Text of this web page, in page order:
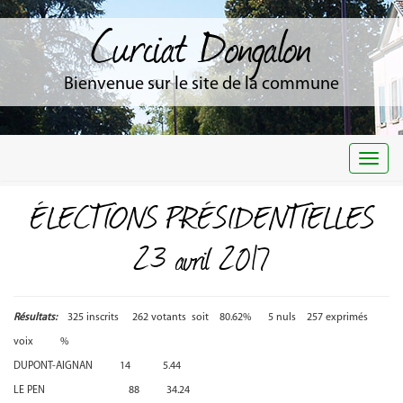
Curciat Dongalon
Bienvenue sur le site de la commune
ÉLECTIONS PRÉSIDENTIELLES
23 avril 2017
Résultats: 325 inscrits 262 votants soit 80.62% 5 nuls 257 exprimés
voix %
DUPONT-AIGNAN 14 5.44
LE PEN 88 34.24